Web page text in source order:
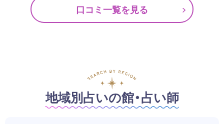
口コミ一覧を見る
地域別占いの館・占い師